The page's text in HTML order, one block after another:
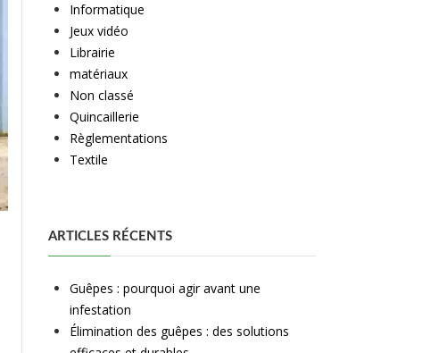
Informatique
Jeux vidéo
Librairie
matériaux
Non classé
Quincaillerie
Règlementations
Textile
ARTICLES RÉCENTS
Guêpes : pourquoi agir avant une
infestation
Élimination des guêpes : des solutions